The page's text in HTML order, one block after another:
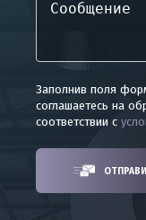
Заполнив поля
соглашаетесь на
соответствии с